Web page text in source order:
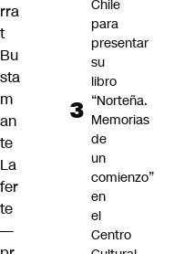
rra
t
Bu
sta
m
an
te
La
fer
te
—
Chile
para
presentar
su
libro
“Norteña.
Memorias
de
un
comienzo”
en
el
Centro